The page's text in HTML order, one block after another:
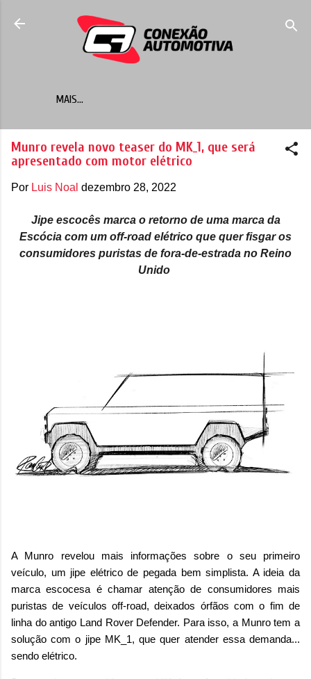
Pular para o conteúdo principal
MAIS…
Munro revela novo teaser do MK_1, que será
apresentado com motor elétrico
Por Luis Noal dezembro 28, 2022
Jipe escocês marca o retorno de uma marca da
Escócia com um off-road elétrico que quer fisgar os
consumidores puristas de fora-de-estrada no Reino
Unido
A Munro revelou mais informações sobre o seu primeiro
veículo, um jipe elétrico de pegada bem simplista. A ideia da
marca escocesa é chamar atenção de consumidores mais
puristas de veículos off-road, deixados órfãos com o fim de
linha do antigo Land Rover Defender. Para isso, a Munro tem a
solução com o jipe MK_1, que quer atender essa demanda...
sendo elétrico.